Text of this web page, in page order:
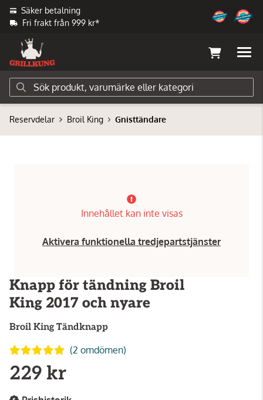
Säker betalning
Fri frakt från 999 kr*
Reservdelar Broil King Gnisttändare
Innehållet kan inte visas
Aktivera funktionella tredjepartstjänster
Knapp för tändning Broil
King 2017 och nyare
Broil King Tändknapp
(2 omdömen)
229 kr